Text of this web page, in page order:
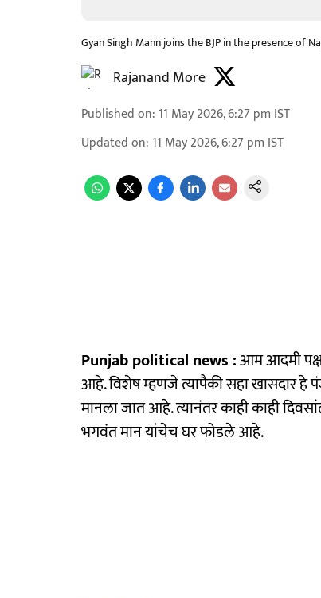
Gyan Singh Mann joins the BJP in the presence of
Rajanand More
Published on: 11 May 2026, 6:27 pm IST
Updated on: 11 May 2026, 6:27 pm IST
Punjab political news :आम आदमी
आहे. विशेष म्हणजे त्यापैकी सहा खासदार
मानला जात आहे. त्यानंतर काही काही
भगवंत मान यांचेच घर फोडले आहे.